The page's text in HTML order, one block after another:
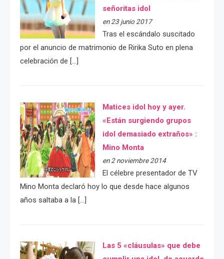
señoritas idol
en 23 junio 2017
Tras el escándalo suscitado
por el anuncio de matrimonio de Ririka Suto en plena
celebración de […]
Matices idol hoy y ayer.
«Están surgiendo grupos
idol demasiado extraños» :
Mino Monta
en 2 noviembre 2014
El célebre presentador de TV
Mino Monta declaró hoy lo que desde hace algunos
años saltaba a la […]
Las 5 «cláusulas» que debe